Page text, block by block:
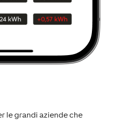
le grandi aziende che